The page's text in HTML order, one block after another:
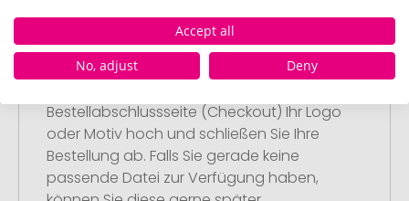
Upload Ihres Logos oder Motivs
Bestellabschlussseite (Checkout) Ihr Logo
oder Motiv hoch und schließen Sie Ihre
Bestellung ab. Falls Sie gerade keine
passende Datei zur Verfügung haben,
Accept all
No, adjust
Deny